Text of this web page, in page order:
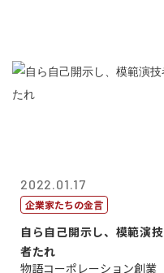
2022.01.17
企業家たちの金言
自ら自己開示し、模範演技
者たれ
物語コーポレーション創業